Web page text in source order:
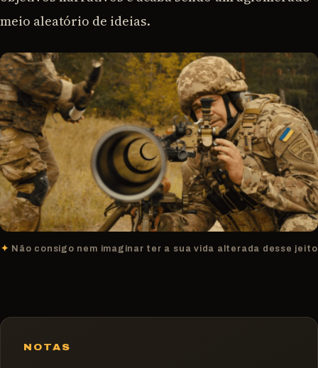
meio aleatório de ideias.
Não consigo nem imaginar ter a sua vida alterada desse jeito
NOTAS